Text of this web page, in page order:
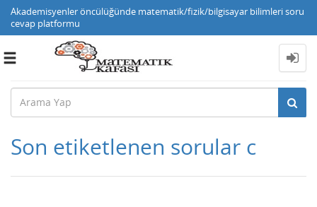
Akademisyenler öncülüğünde matematik/fizik/bilgisayar bilimleri soru
cevap platformu
Toggle
Son etiketlenen sorular c